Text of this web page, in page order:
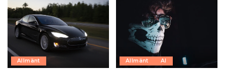
Allmänt Allmänt AI